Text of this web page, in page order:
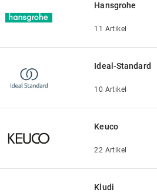
Hansgrohe
11 Artikel
Ideal-Standard
10 Artikel
Keuco
22 Artikel
Kludi